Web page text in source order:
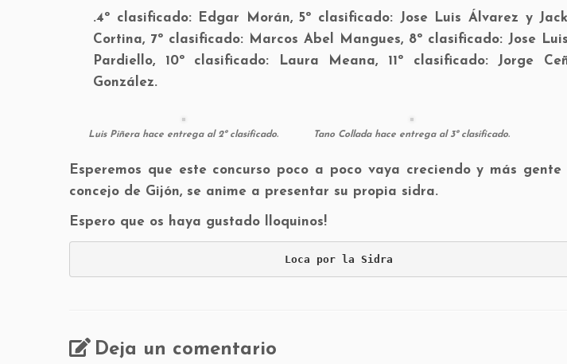
.4º clasificado: Edgar Morán, 5º clasificado: Jose Luis Álvarez y
Cortina, 7º clasificado: Marcos Abel Mangues, 8º clasificado: Jose
Pardiello, 10º clasificado: Laura Meana, 11º clasificado: Jorge
González.
Luis Piñera hace entrega al 2º clasificado. Tano Collada hace entrega al 3º clasificado.
Esperemos que este concurso poco a poco vaya creciendo y más
concejo de Gijón, se anime a presentar su propia sidra.
Espero que os haya gustado lloquinos!
Loca por la Sidra
Deja un comentario